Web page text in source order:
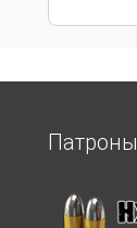
Патроны